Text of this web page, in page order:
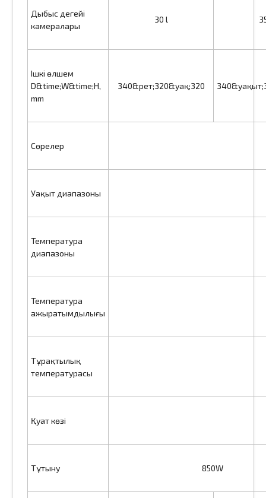
Дыбыс деңгейі
камералары
30 l
Ішкі өлшем
D&time;W&time;H,
mm
340&рет;320&уақ;320
Сөрелер
Уақыт диапазоны
Температура
диапазоны
Температура
ажыратымдылығы
Тұрақтылық
температурасы
Қуат көзі
Тұтыну 850W